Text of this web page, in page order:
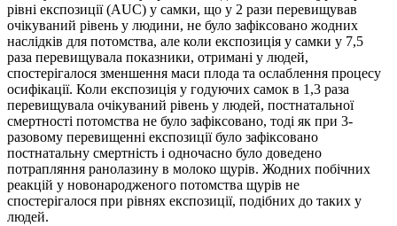
рівні експозиції (AUC) у самки, що у 2 рази перевищував
очікуваний рівень у людини, не було зафіксовано жодних
наслідків для потомства, але коли експозиція у самки у 7,5
раза перевищувала показники, отримані у людей,
спостерігалося зменшення маси плода та ослаблення процесу
осифікації. Коли експозиція у годуючих самок в 1,3 раза
перевищувала очікуваний рівень у людей, постнатальної
смертності потомства не було зафіксовано, тоді як при 3-
разовому перевищенні експозиції було зафіксовано
постнатальну смертність і одночасно було доведено
потрапляння ранолазину в молоко щурів. Жодних побічних
реакцій у новонародженого потомства щурів не
спостерігалося при рівнях експозиції, подібних до таких у
людей.